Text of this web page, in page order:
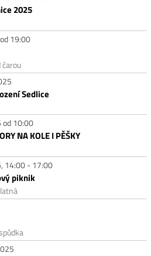
2025
19:00
čarou
Sedlice
10:00
NA KOLE I PĚŠKY
14:00 - 17:00
piknik